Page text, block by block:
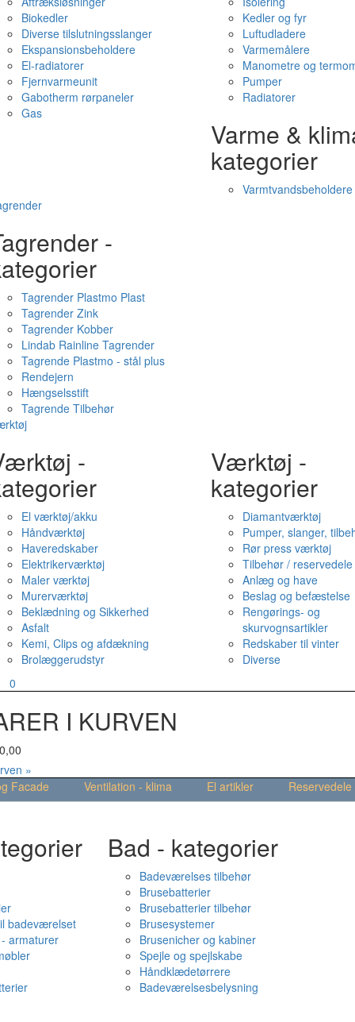
Biokedler
Diverse tilslutningsslanger
Ekspansionsbeholdere
El-radiatorer
Fjernvarmeunit
Gabotherm rørpaneler
Gas
Kedler og fyr
Luftudladere
Varmemålere
Manometre og
Pumper
Radiatorer
Varme &
kategorier
Varmtvandsbeholdere
-
Tagrender Plastmo Plast
Tagrender Zink
Tagrender Kobber
Lindab Rainline Tagrender
Tagrende Plastmo - stål plus
Rendejern
Hængselsstift
Tagrende Tilbehør
-
El værktøj/akku
Håndværktøj
Haveredskaber
Elektrikerværktøj
Maler værktøj
Murerværktøj
Beklædning og Sikkerhed
Asfalt
Kemi, Clips og afdækning
Brolæggerudstyr
Værktøj -
kategorier
Diamantværktøj
Pumper, slanger,
Rør press værktøj
Tilbehør / reservedele
Anlæg og have
Beslag og befæstelse
Rengørings- og
skurvognsartikler
Redskaber til vinter
Diverse
0
I KURVEN
0,00
»
Facade Ventilation - klima El artikler
Reservedele
badeværelset
armaturer
Bad - kategorier
Badeværelses tilbehør
Brusebatterier
Brusebatterier tilbehør
Brusesystemer
Brusenicher og kabiner
Spejle og spejlskabe
Håndklædetørrere
Badeværelsesbelysning